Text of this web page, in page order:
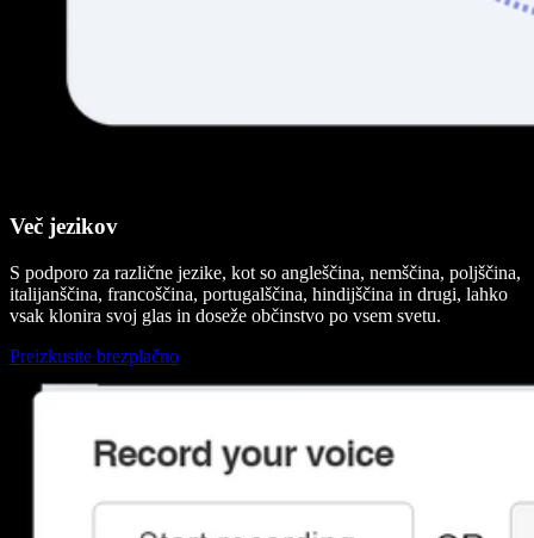
Več jezikov
S podporo za različne jezike, kot so angleščina, nemščina, poljščina,
italijanščina, francoščina, portugalščina, hindijščina in drugi, lahko
vsak klonira svoj glas in doseže občinstvo po vsem svetu.
Preizkusite brezplačno